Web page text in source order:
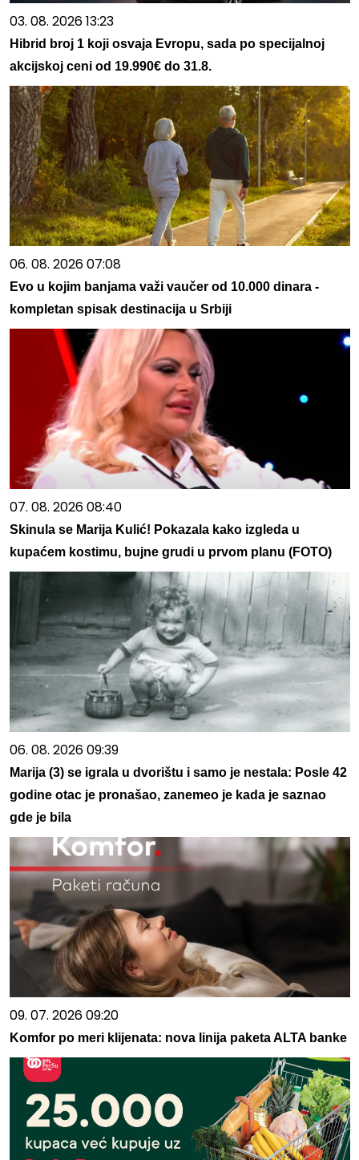
03. 08. 2026 13:23
Hibrid broj 1 koji osvaja Evropu, sada po specijalnoj
akcijskoj ceni od 19.990€ do 31.8.
06. 08. 2026 07:08
Evo u kojim banjama važi vaučer od 10.000 dinara -
kompletan spisak destinacija u Srbiji
07. 08. 2026 08:40
Skinula se Marija Kulić! Pokazala kako izgleda u
kupaćem kostimu, bujne grudi u prvom planu (FOTO)
06. 08. 2026 09:39
Marija (3) se igrala u dvorištu i samo je nestala: Posle 42
godine otac je pronašao, zanemeo je kada je saznao
gde je bila
09. 07. 2026 09:20
Komfor po meri klijenata: nova linija paketa ALTA banke